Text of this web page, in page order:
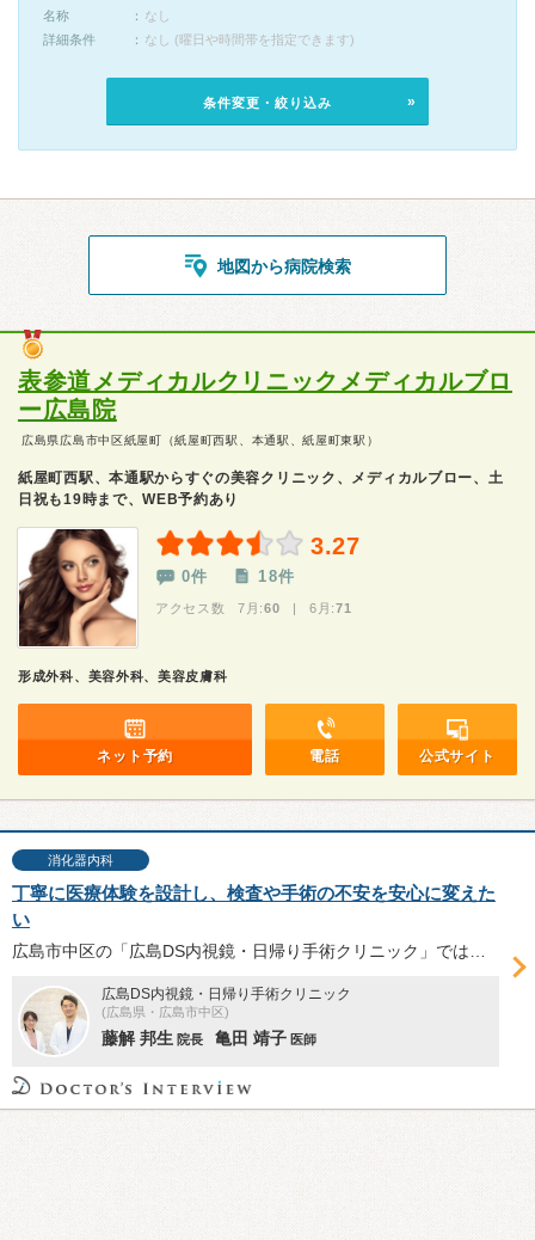
名称
なし
詳細条件
なし (曜日や時間帯を指定できます)
条件変更・絞り込み
地図から病院検索
表参道メディカルクリニックメディカルブロ
ー広島院
広島県広島市中区紙屋町（紙屋町西駅、本通駅、紙屋町東駅）
紙屋町西駅、本通駅からすぐの美容クリニック、メディカルブロー、土
日祝も19時まで、WEB予約あり
3.27
0件 18件
アクセス数 7月:60 | 6月:71
形成外科、美容外科、美容皮膚科
ネット予約 電話 公式サイト
消化器内科
丁寧に医療体験を設計し、検査や手術の不安を安心に変えた
い
広島DS内視鏡・日帰り手術クリニック
(広島県・広島市中区)
藤解 邦生 院長 亀田 靖子 医師